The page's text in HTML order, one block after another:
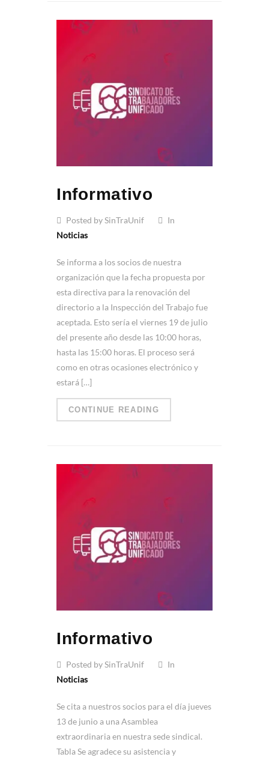
Informativo
Posted by SinTraUnif
In
Noticias
Se informa a los socios de nuestra
organización que la fecha propuesta por
esta directiva para la renovación del
directorio a la Inspección del Trabajo fue
aceptada. Esto sería el viernes 19 de julio
del presente año desde las 10:00 horas,
hasta las 15:00 horas. El proceso será
como en otras ocasiones electrónico y
estará […]
CONTINUE READING
Informativo
Posted by SinTraUnif
In
Noticias
Se cita a nuestros socios para el día jueves
13 de junio a una Asamblea
extraordinaria en nuestra sede sindical.
Tabla Se agradece su asistencia y